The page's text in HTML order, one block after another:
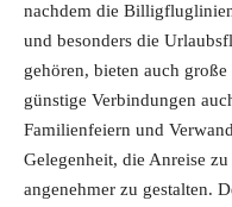
nachdem die
und besonders die
gehören, bieten auch
günstige Verbindungen
Familienfeiern und
Gelegenheit, die Anreise
angenehmer zu gestalten.